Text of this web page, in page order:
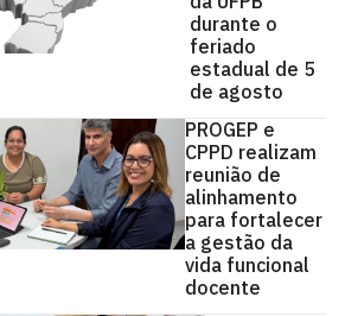
durante o
feriado
estadual de 5
de agosto
PROGEP e
CPPD realizam
reunião de
alinhamento
para fortalecer
a gestão da
vida funcional
docente